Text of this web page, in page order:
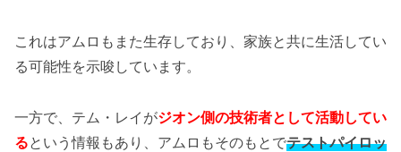
これはアムロもまた生存しており、家族と共に生活してい
る可能性を示唆しています。
一方で、テム・レイがジオン側の技術者として活動してい
るという情報もあり、アムロもそのもとでテストパイロッ